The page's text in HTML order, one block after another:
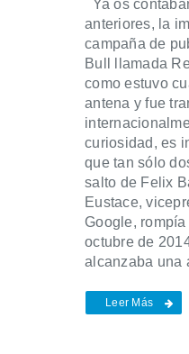
Ya os
anteriores, la
campaña de
Bull llamada
como estuvo
antena y fue
curiosidad, es
que tan sólo
salto de Felix
Eustace,
Google,
octubre de
alcanzaba una
Leer Más